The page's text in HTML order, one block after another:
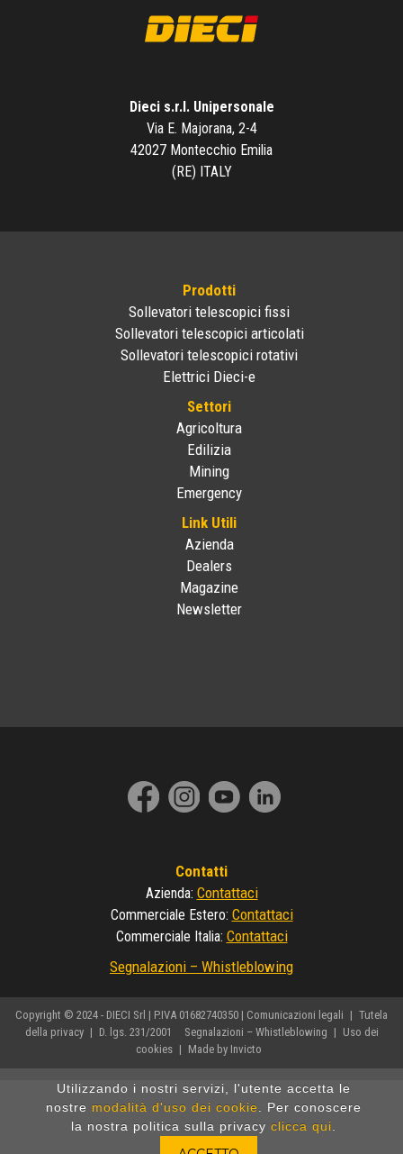
Utilizzando i nostri servizi, l'utente accetta le
nostre modalità d'uso dei cookie. Per conoscere
la nostra politica sulla privacy clicca qui.
Dieci s.r.l. Unipersonale
Via E. Majorana, 2-4
42027 Montecchio Emilia
(RE) ITALY
Prodotti
Sollevatori telescopici fissi
Sollevatori telescopici articolati
Sollevatori telescopici rotativi
Elettrici Dieci-e
Settori
Agricoltura
Edilizia
Mining
Emergency
Link Utili
Azienda
Dealers
Magazine
Newsletter
Contatti
Azienda: Contattaci
Commerciale Estero: Contattaci
Commerciale Italia: Contattaci
Segnalazioni – Whistleblowing
Copyright © 2024 - DIECI Srl | P.IVA 01682740350 | Comunicazioni legali | Tutela
della privacy | D. lgs. 231/2001 Segnalazioni – Whistleblowing | Uso dei
cookies | Made by Invicto